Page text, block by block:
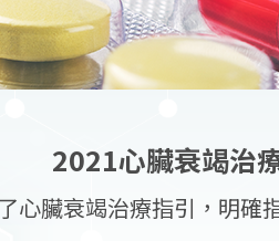
2021心臟衰竭治
心臟衰竭治療指引，明確